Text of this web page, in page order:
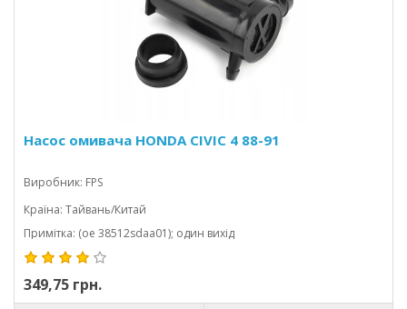
Насос омивача HONDA CIVIC 4 88-91
Виробник: FPS
Країна: Тайвань/Китай
Примітка: (oe 38512sdaa01); один вихід
349,75 грн.